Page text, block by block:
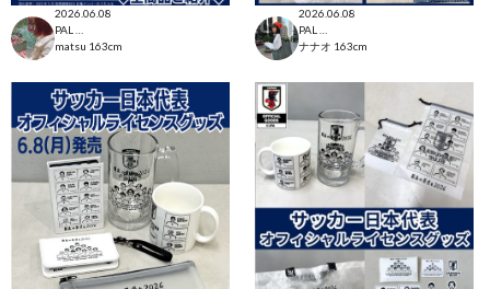
2026.06.08
matsu 163cm
2026.06.08
ナナオ 163cm